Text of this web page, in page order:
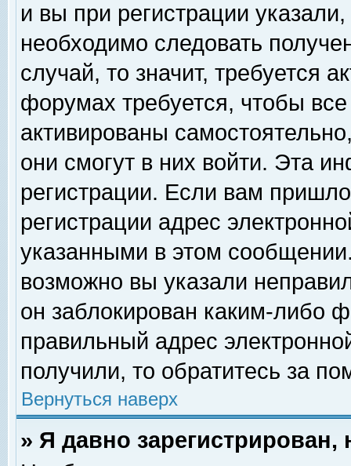
и вы при регистрации
необходимо следовать
случай, то значит, требуется
форумах требуется, чтобы
активированы
они смогут в них войти. Эта
регистрации. Если вам
регистрации адрес
указанными в этом
возможно вы указали
он заблокирован каким-либо
правильный адрес
получили, то обратитесь за
Вернуться наверх
» Я давно